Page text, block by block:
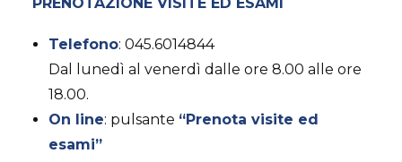
Telefono: 045.6014844
Dal lunedì al venerdì dalle ore 8.00 alle ore
18.00.
On line: pulsante “Prenota visite ed
esami”